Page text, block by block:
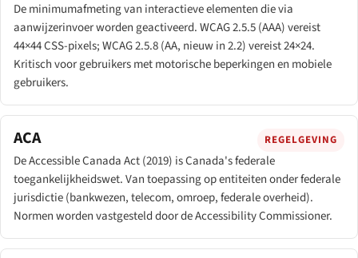
De minimumafmeting van interactieve elementen die via
aanwijzerinvoer worden geactiveerd. WCAG 2.5.5 (AAA) vereist
44×44 CSS-pixels; WCAG 2.5.8 (AA, nieuw in 2.2) vereist 24×24.
Kritisch voor gebruikers met motorische beperkingen en mobiele
gebruikers.
ACA REGELGEVING
De Accessible Canada Act (2019) is Canada's federale
toegankelijkheidswet. Van toepassing op entiteiten onder federale
jurisdictie (bankwezen, telecom, omroep, federale overheid).
Normen worden vastgesteld door de Accessibility Commissioner.